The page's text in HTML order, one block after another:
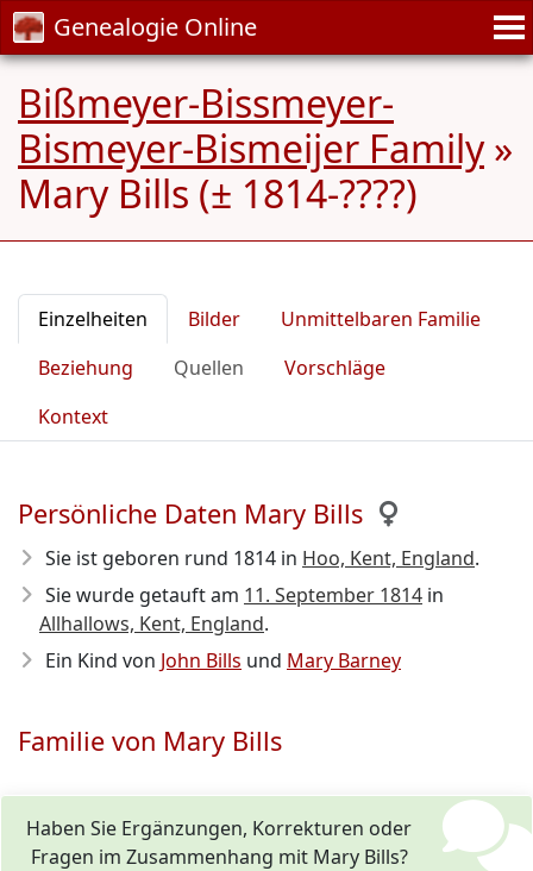
Genealogie Online
Bißmeyer-Bissmeyer-
Bismeyer-Bismeijer Family»
Mary Bills (± 1814-????)
Einzelheiten Bilder
Unmittelbaren Familie
Beziehung
Quellen
Vorschläge
Kontext
Persönliche Daten Mary Bills
Sie ist geboren rund 1814 in Hoo, Kent, England.
Sie wurde getauft am 11. September 1814 in
Allhallows, Kent, England.
Ein Kind von John Bills und Mary Barney
Familie von Mary Bills
Haben Sie Ergänzungen, Korrekturen oder
Fragen im Zusammenhang mit Mary Bills?